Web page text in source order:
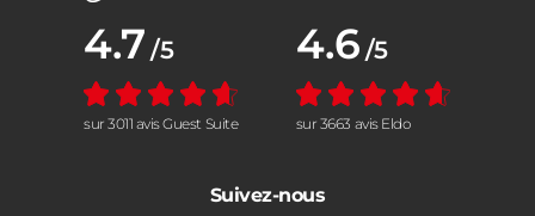
Note moyenne :
4.7 /5
sur 3011 avis Guest Suite
Note moyenne :
4.6 /5
sur 3663 avis Eldo
Suivez-nous